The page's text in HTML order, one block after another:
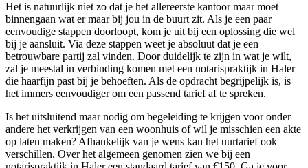
Het is natuurlijk niet zo dat je het allereerste kantoor maar moet
binnengaan wat er maar bij jou in de buurt zit. Als je een paar
eenvoudige stappen doorloopt, kom je uit bij een oplossing die wel
bij je aansluit. Via deze stappen weet je absoluut dat je een
betrouwbare partij zal vinden. Door duidelijk te zijn in wat je wilt,
zal je meestal in verbinding komen met een notarispraktijk in Haler
die haarfijn past bij je behoeften. Als de opdracht begrijpelijk is, is
het immers eenvoudiger om een passend tarief af te spreken.
Is het uitsluitend maar nodig om begeleiding te krijgen voor onder
andere het verkrijgen van een woonhuis of wil je misschien een akte
op laten maken? Afhankelijk van je wens kan het uurtarief ook
verschillen. Over het algemeen genomen zien we bij een